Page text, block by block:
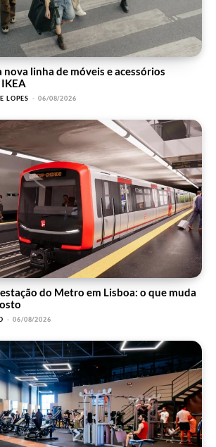
nova linha de móveis e acessórios
LOPES - 06/08/2026
do Metro em Lisboa: o que muda
- 06/08/2026